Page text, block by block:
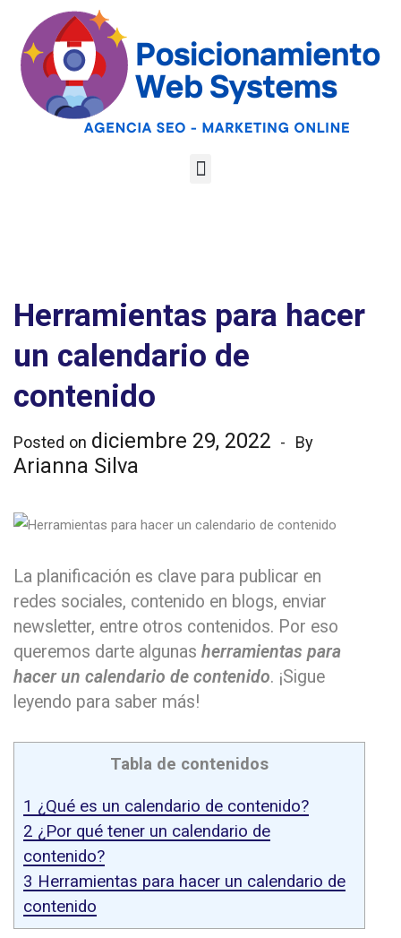
Herramientas para hacer
un calendario de
contenido
Posted on diciembre 29, 2022 By
Arianna Silva
La planificación es clave para publicar en
redes sociales, contenido en blogs, enviar
newsletter, entre otros contenidos. Por eso
queremos darte algunas herramientas para
hacer un calendario de contenido. ¡Sigue
leyendo para saber más!
Tabla de contenidos
1 ¿Qué es un calendario de contenido?
2 ¿Por qué tener un calendario de
contenido?
3 Herramientas para hacer un calendario de
contenido
Optimiza tu web
para las AI
Google
Overviews y los
LLMs
Analiza tu web gratis